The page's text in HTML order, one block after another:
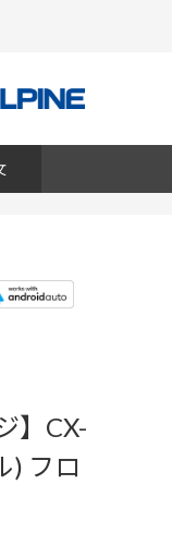
】CX-
) フロ